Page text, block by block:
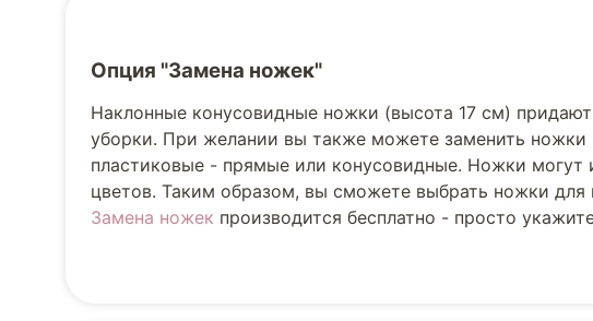
Опция "Замена ножек"
Наклонные конусовидные ножки (высота 17 см)
уборки. При желании вы также можете заменить ножки
пластиковые - прямые или конусовидные. Ножки могут
цветов. Таким образом, вы сможете выбрать ножки
Замена ножек производится бесплатно - просто